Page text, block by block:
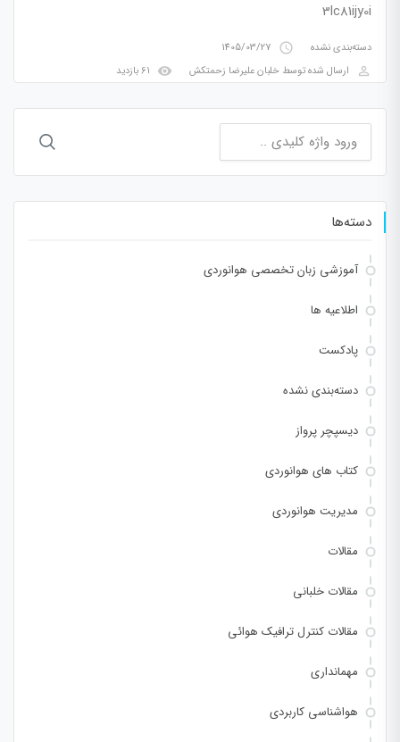
3lc81ijy0i
دسته‌بندی نشده access_time
1405/03/27
perm_identity
ارسال شده توسط خلبان علیرضا زحمتکش visibility
برای:
دسته‌ها
آموزشی زبان تخصصی هوانوردی
اطلاعیه ها
پادکست
دسته‌بندی نشده
دیسپچر پرواز
کتاب های هوانوردی
مدیریت هوانوردی
مقالات
مقالات خلبانی
مقالات کنترل ترافیک هوائی
مهمانداری
هواشناسی کاربردی